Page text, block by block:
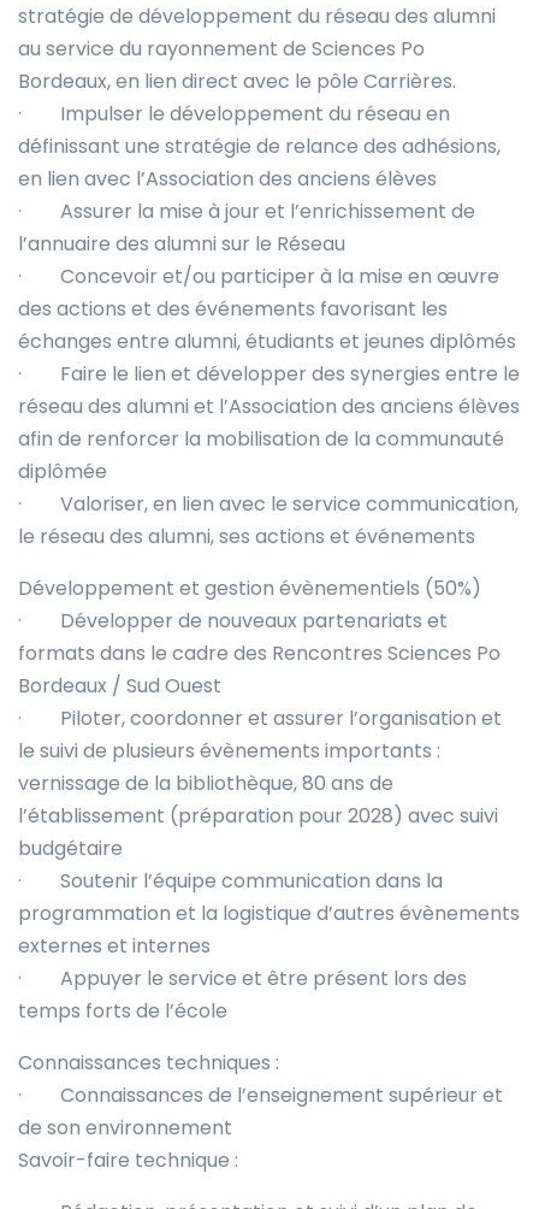
stratégie de développement du réseau des alumni
au service du rayonnement de Sciences Po
Bordeaux, en lien direct avec le pôle Carrières.
· Impulser le développement du réseau en
définissant une stratégie de relance des adhésions,
en lien avec l’Association des anciens élèves
· Assurer la mise à jour et l’enrichissement de
l’annuaire des alumni sur le Réseau
· Concevoir et/ou participer à la mise en œuvre
des actions et des événements favorisant les
échanges entre alumni, étudiants et jeunes diplômés
· Faire le lien et développer des synergies entre le
réseau des alumni et l’Association des anciens élèves
afin de renforcer la mobilisation de la communauté
diplômée
· Valoriser, en lien avec le service communication,
le réseau des alumni, ses actions et événements
Développement et gestion évènementiels (50%)
· Développer de nouveaux partenariats et
formats dans le cadre des Rencontres Sciences Po
Bordeaux / Sud Ouest
· Piloter, coordonner et assurer l’organisation et
le suivi de plusieurs évènements importants :
vernissage de la bibliothèque, 80 ans de
l’établissement (préparation pour 2028) avec suivi
budgétaire
· Soutenir l’équipe communication dans la
programmation et la logistique d’autres évènements
externes et internes
· Appuyer le service et être présent lors des
temps forts de l’école
Connaissances techniques :
· Connaissances de l’enseignement supérieur et
de son environnement
Savoir-faire technique :